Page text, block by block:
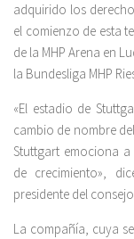
adquirido los
el comienzo de esta
de la MHP Arena en
la Bundesliga MHP
«El estadio de
cambio de nombre
Stuttgart emociona
de crecimiento»,
presidente del
La compañía, cuya